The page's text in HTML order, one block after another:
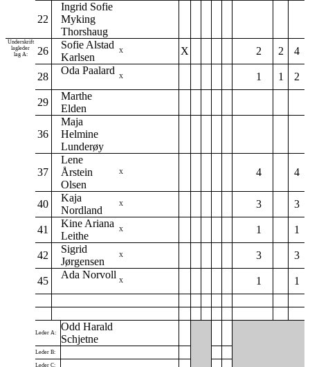
22
Ingrid Sofie
Myking
Thorshaug
Underskrift
lagleder
lag A:
26
Sofie Alstad
Karlsen
X X 2 2 4
28
Oda Paalard
X 1 1 2
29
Marthe
Elden
36
Maja
Helmine
Lunderøy
37
Lene
Årstein
Olsen
X 4 4
40
Kaja
Nordland
X 3 3
41
Kine Ariana
Leithe
X 1 1
42
Sigrid
Jørgensen
X 3 3
45
Ada Norvoll
X 1 1
Leder A:
Odd Harald
Schjetne
Leder B:
Leder C: